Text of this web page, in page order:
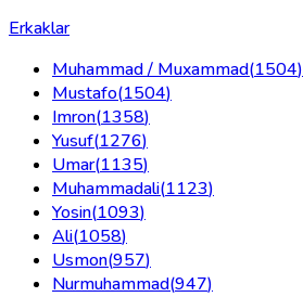
Erkaklar
Muhammad / Muxammad(1504)
Mustafo(1504)
Imron(1358)
Yusuf(1276)
Umar(1135)
Muhammadali(1123)
Yosin(1093)
Ali(1058)
Usmon(957)
Nurmuhammad(947)